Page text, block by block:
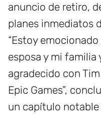
anuncio de retiro,
planes inmediatos
“Estoy
esposa y mi
agradecido con
Epic Games”,
un capítulo notable